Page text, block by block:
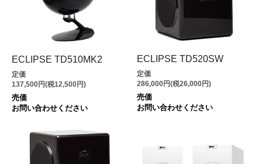
ECLIPSE TD510MK2
定価
137,500円(税12,500円)
売価
お問い合わせください
ECLIPSE TD520SW
定価
286,000円(税26,000円)
売価
お問い合わせください